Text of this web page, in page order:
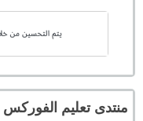
منتدى تعليم الفوركس